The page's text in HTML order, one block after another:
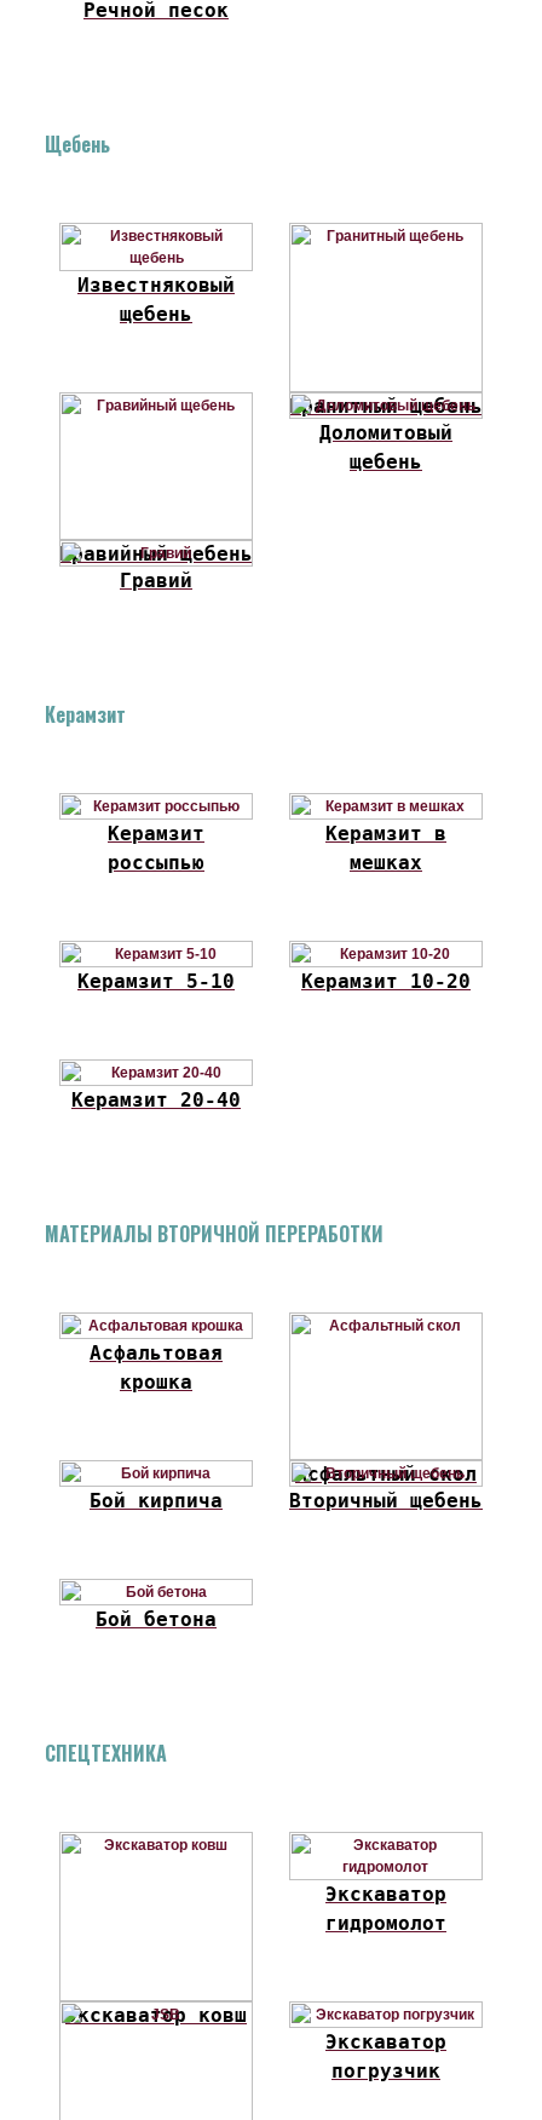
Речной песок
Щебень
Известняковый
щебень
Гранитный щебень
Гравийный щебень
Доломитовый
щебень
Гравий
Керамзит
Керамзит
россыпью
Керамзит в
мешках
Керамзит 5-10 Керамзит 10-20
Керамзит 20-40
МАТЕРИАЛЫ ВТОРИЧНОЙ ПЕРЕРАБОТКИ
Асфальтовая
крошка
Асфальтный скол
Бой кирпича
Вторичный щебень
Бой бетона
СПЕЦТЕХНИКА
Экскаватор ковш
Экскаватор
гидромолот
Экскаватор
погрузчик